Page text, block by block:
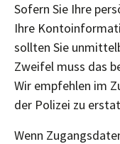
Sofern Sie Ihre
Ihre
sollten Sie
Zweifel muss das
Wir empfehlen im
der Polizei zu
Wenn